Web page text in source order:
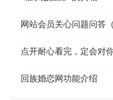
回族婚恋网功能介绍